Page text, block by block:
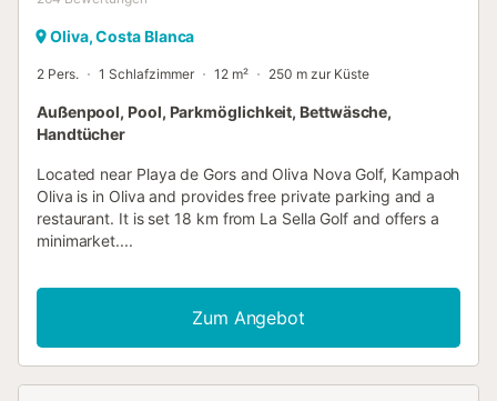
Oliva, Costa Blanca
2 Pers. 1 Schlafzimmer 12 m² 250 m zur Küste
Außenpool, Pool, Parkmöglichkeit, Bettwäsche,
Handtücher
Located near Playa de Gors and Oliva Nova Golf, Kampaoh
Oliva is in Oliva and provides free private parking and a
restaurant. It is set 18 km from La Sella Golf and offers a
minimarket....
Zum Angebot